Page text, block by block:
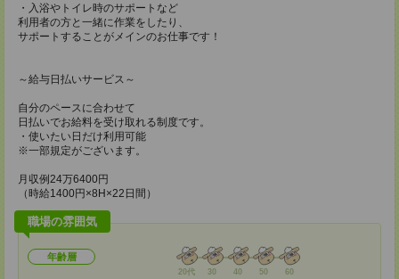
・入浴やトイレ時のサポートなど
利用者の方と一緒に作業をしたり、
サポートすることがメインのお仕事です！
～給与日払いサービス～
自分のペースに合わせて
日払いでお給料を受け取れる制度です。
・使いたい日だけ利用可能
※一部規定がございます。
月収例24万6400円
（時給1400円×8H×22日間）
職場の雰囲気
年齢層
20代 30 40 50 60